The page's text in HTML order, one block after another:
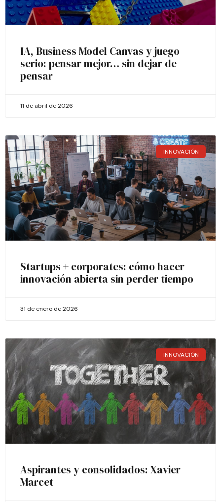
IA, Business Model Canvas y juego
serio: pensar mejor… sin dejar de
pensar
11 de abril de 2026
INNOVACIÓN
Startups + corporates: cómo hacer
innovación abierta sin perder tiempo
31 de enero de 2026
INNOVACIÓN
Aspirantes y consolidados: Xavier
Marcet